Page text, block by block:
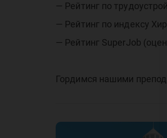
— Рейтинг по
— Рейтинг по индексу
— Рейтинг SuperJob
Гордимся нашими